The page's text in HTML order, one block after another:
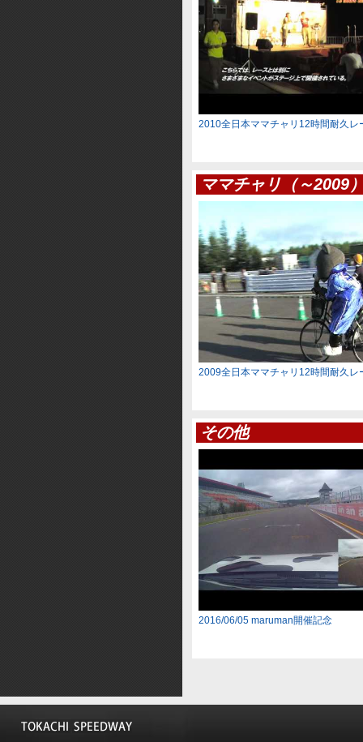
2010全日本ママチャリ12時間耐久レ
ママチャリ（～2009
2009全日本ママチャリ12時間耐久レ
その他
2016/06/05 maruman開催記念